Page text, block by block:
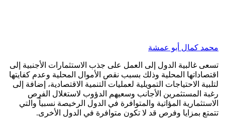
محمد كمال أبو عمشة
تسعى غالبية الدول إلى العمل على جذب الاستثمارات الأجنبية إلى
اقتصاداتها المحلية وذلك بسبب نقص الأموال المحلية وعدم كفايتها
لتلبية الاحتياجات التمويلية لعمليات التنمية الاقتصادية، إضافة إلى
رغبة المستثمرين الأجانب وسعيهم الدؤوب لاستغلال الفرص
الاستثمارية المؤاتية والمتوافرة في الدول الرخيصة نسبياً والتي
تتمتع بمزايا وفرص قد لا تكون متوافرة في الدول الأخرى.